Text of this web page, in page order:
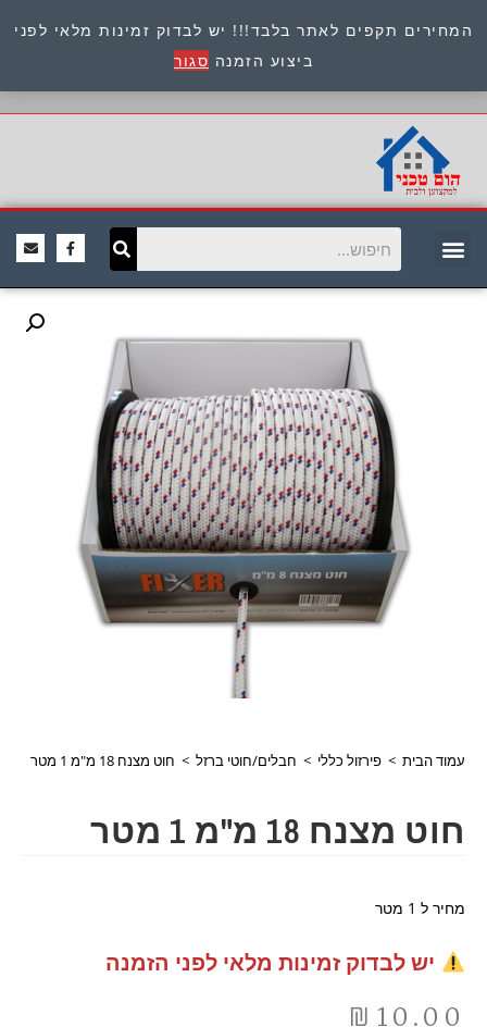
המחירים תקפים לאתר בלבד!!! יש לבדוק זמינות מלאי לפני
ביצוע הזמנה סגור
כתובת : היוזמים 9 אור יהודה שירות לקוחות 054-
8945722
עמוד הבית > פירזול כללי > חבלים/חוטי ברזל > חוט מצנח 18 מ"מ 1 מטר
חוט מצנח 18 מ"מ 1 מטר
מחיר ל 1 מטר
יש לבדוק זמינות מלאי לפני הזמנה
₪ 10.00